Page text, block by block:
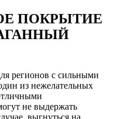
ПОКРЫТИЕ
регионов с сильными
из нежелательных
не выдержать